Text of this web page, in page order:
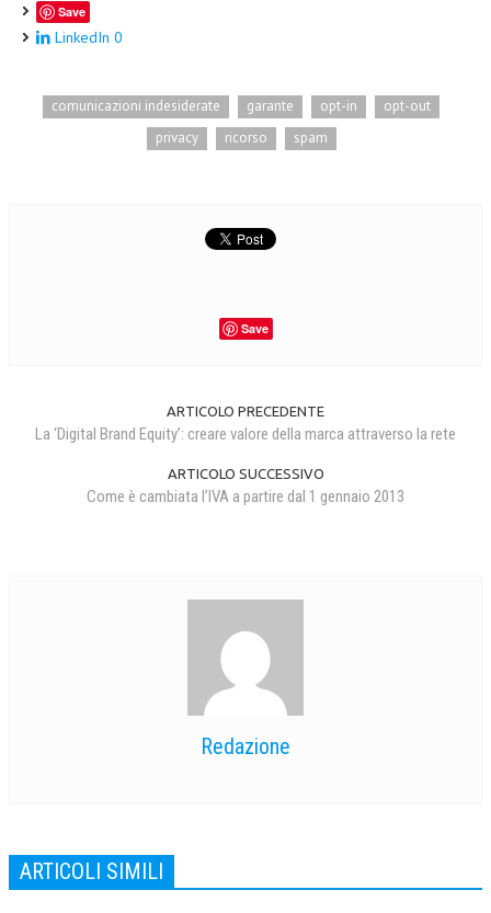
Save
LinkedIn 0
comunicazioni indesiderate garante opt-in
opt-out
privacy
ricorso spam
Save
ARTICOLO PRECEDENTE
La ‘Digital Brand Equity’: creare valore della marca attraverso la rete
ARTICOLO SUCCESSIVO
Come è cambiata l’IVA a partire dal 1 gennaio 2013
Redazione
ARTICOLI SIMILI